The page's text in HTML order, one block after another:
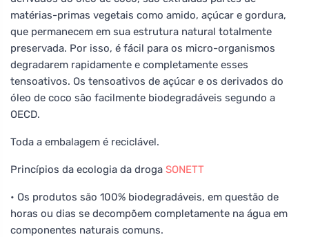
matérias-primas vegetais como amido, açúcar e gordura,
que permanecem em sua estrutura natural totalmente
preservada. Por isso, é fácil para os micro-organismos
degradarem rapidamente e completamente esses
tensoativos. Os tensoativos de açúcar e os derivados do
óleo de coco são facilmente biodegradáveis segundo a
OECD.
Toda a embalagem é reciclável.
Princípios da ecologia da droga SONETT
• Os produtos são 100% biodegradáveis, em questão de
horas ou dias se decompõem completamente na água em
componentes naturais comuns.